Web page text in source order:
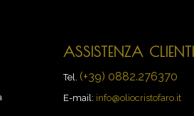
ASSISTENZA CLIENTI
Tel. (+39) 0882.276370
E-mail: info@oliocristofaro.it